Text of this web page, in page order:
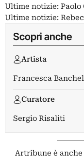
Ultime notizie: Paolo
Ultime notizie:
Scopri anche
Artista
Francesca
Curatore
Sergio Risaliti
Artribune è